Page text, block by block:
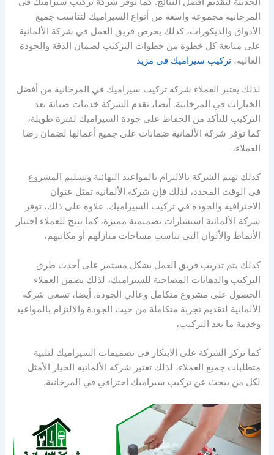
المرخانية مجموعة واسعة من أنواع السيراميك لتناسب جميع
الأذواق والديكورات، كذلك يحرص فريق العمل في شركة الألمانية
على متابعة كل خطوة من خطوات التركيب لضمان الدقة والجودة
العالية،تركيب سيراميك في مزيد
لذلك يعتبر العملاء شركة تركيب سيراميك في المرخانية من أفضل
الخيارات في المرخانية. أيضا، تقدم الشركة خدمات صيانة بعد
التركيب للتأكد من الحفاظ على جودة السيراميك لفترة طويلة،
كما توفر شركة الألمانية ضمانات على جميع أعمالها لضمان رضا
العملاء،
كذلك تهتم الشركة بالالتزام بالمواعيد النهائية وتسليم المشروع
في الوقت المحدد، لذلك فإن شركة الألمانية تمثل عنوان
الاحترافية والجودة في تركيب السيراميك. علاوة على ذلك، توفر
شركة الألمانية استشارات تصميمية مميزة، كما تتيح للعملاء اختيار
الأنماط والألوان التي تناسب مساحات منازلهم أو مكاتبهم،
كذلك يتم تدريب فريق العمل بشكل مستمر على أحدث طرق
التركيب والدهانات المصاحبة للسيراميك، لذلك يضمن العملاء
الحصول على مشروع متكامل وعالي الجودة. أيضا، تسعى شركة
الألمانية لتقديم تجربة متكاملة من حيث الجودة والالتزام بالمواعيد
وخدمة ما بعد التركيب،
كما تركز الشركة على الابتكار في تصميمات السيراميك لتلبية
متطلبات جميع العملاء، لذلك تعتبر شركة الألمانية الخيار الأمثل
لكل من يبحث عن تركيب سيراميك احترافي في المرخانية.